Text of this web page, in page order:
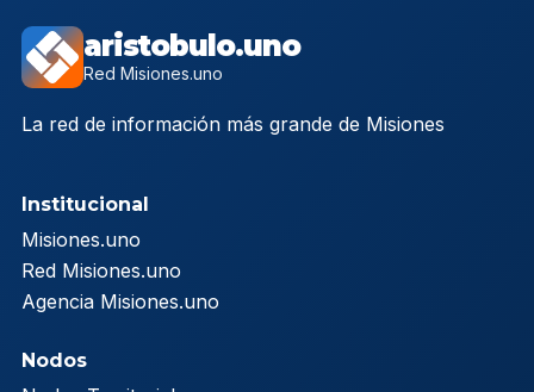
aristobulo.uno
Red Misiones.uno
La red de información más grande de Misiones
Institucional
Misiones.uno
Red Misiones.uno
Agencia Misiones.uno
Nodos